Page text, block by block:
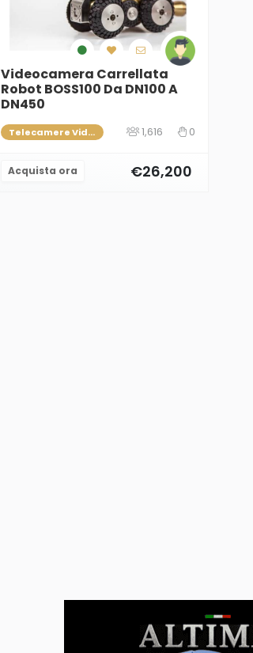
Videocamera Carrellata
Robot BOSS100 Da DN100 A
DN450
Telecamere Videoispezione Fognature e Condotte 1,616 0
Acquista ora €26,200